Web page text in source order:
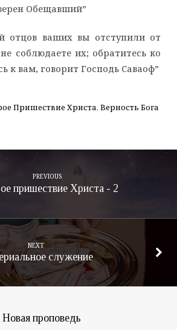
Обещавший”
отцов ваших вы отступили от
соблюдаете их; обратитесь ко
к вам, говорит Господь Саваоф”
Пришествие Христа, Верность Бога
PREVIOUS
пришествие Христа - 2
NEXT
служение
Новая проповедь